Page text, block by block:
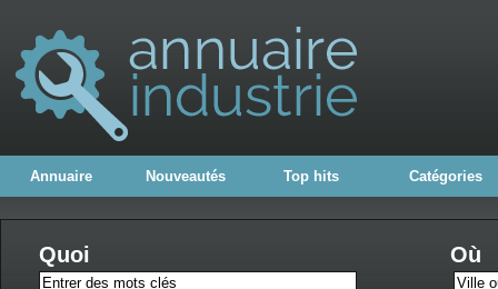
Annuaire Nouveautés Top hits Catégories
Quoi Où